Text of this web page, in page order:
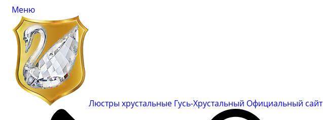
Меню
Люстры хрустальные Гусь-Хрустальный Официальный сайт